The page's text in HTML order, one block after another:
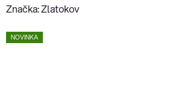
hodnocení
je
Značka:Zlatokov
NOVINKA